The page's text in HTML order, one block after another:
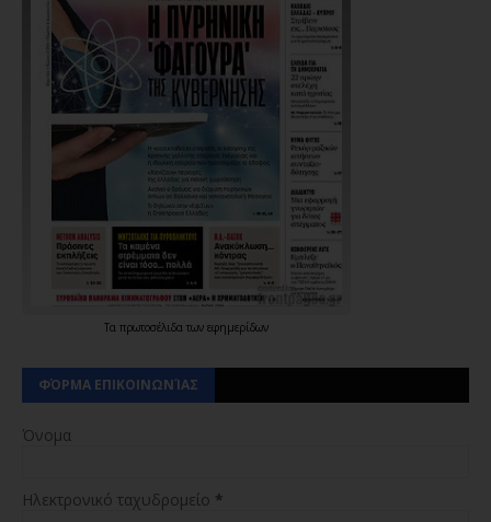
Τα πρωτοσέλιδα των εφημερίδων
ΦΌΡΜΑ ΕΠΙΚΟΙΝΩΝΊΑΣ
Όνομα
Ηλεκτρονικό ταχυδρομείο *